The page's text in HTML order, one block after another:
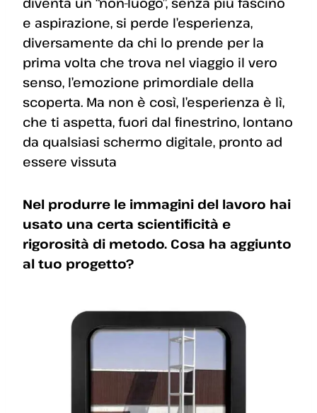
e aspirazione, si perde l’esperienza,
diversamente da chi lo prende per la
prima volta che trova nel viaggio il vero
senso, l’emozione primordiale della
scoperta. Ma non è così, l’esperienza è lì,
che ti aspetta, fuori dal finestrino, lontano
da qualsiasi schermo digitale, pronto ad
essere vissuta
Nel produrre le immagini del lavoro hai
usato una certa scientificità e
rigorosità di metodo. Cosa ha aggiunto
al tuo progetto?